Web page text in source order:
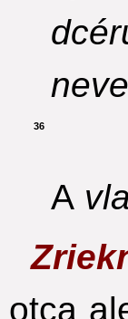
36
A
otca